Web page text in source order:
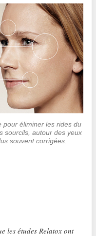
pour éliminer les rides du
sourcils, autour des yeux
souvent corrigées.
les études Relatox ont